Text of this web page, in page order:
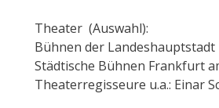
Theater (Auswahl):
Bühnen der
Städtische Bühnen Frankfurt
Theaterregisseure u.a.: Einar